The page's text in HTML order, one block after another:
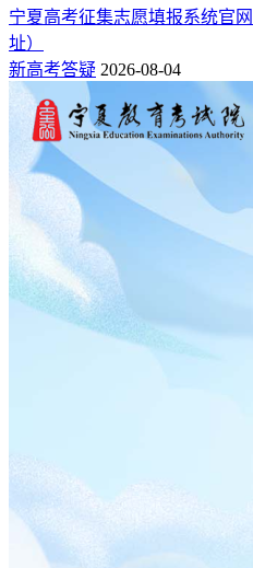
宁夏高考征集志愿填报系统官
址）
新高考答疑 2026-08-04